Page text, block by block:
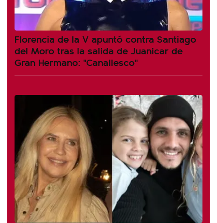
Florencia de la V apuntó contra Santiago
del Moro tras la salida de Juanicar de
Gran Hermano: "Canallesco"